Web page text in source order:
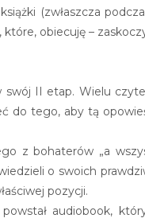
(zwłaszcza
które, obiecuję –
II etap. Wielu
do tego, aby tą
bohaterów „a
o swoich
pozycji.
audiobook,